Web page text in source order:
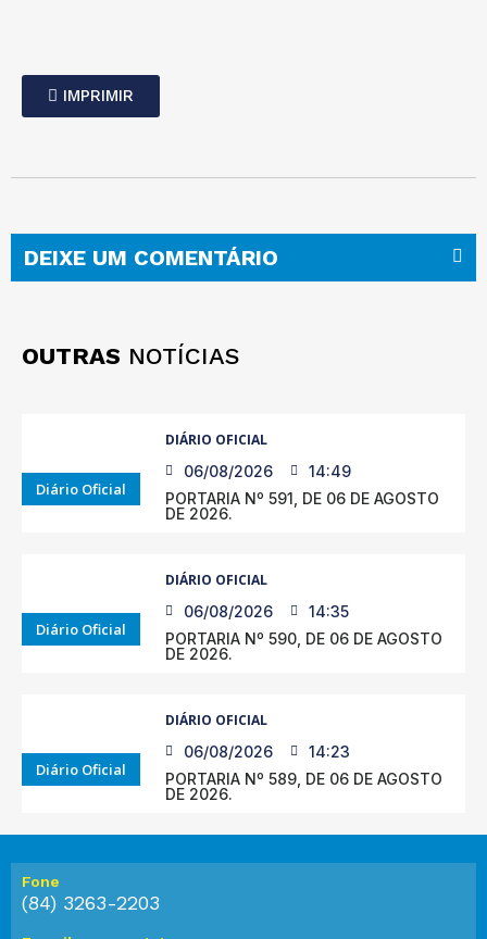
IMPRIMIR
DEIXE UM COMENTÁRIO
OUTRAS NOTÍCIAS
Diário Oficial
DIÁRIO OFICIAL
06/08/2026
14:49
PORTARIA Nº 591, DE 06 DE AGOSTO
DE 2026.
Diário Oficial
DIÁRIO OFICIAL
06/08/2026
14:35
PORTARIA Nº 590, DE 06 DE AGOSTO
DE 2026.
Diário Oficial
DIÁRIO OFICIAL
06/08/2026
14:23
PORTARIA Nº 589, DE 06 DE AGOSTO
DE 2026.
Fone
(84) 3263-2203